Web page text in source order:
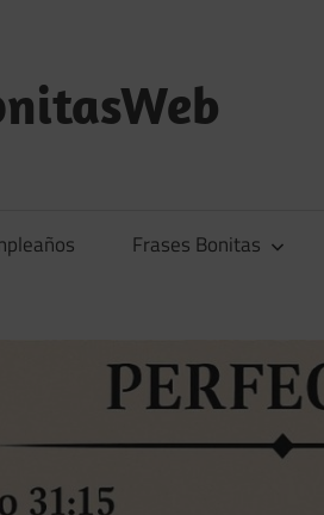
Frases Bonitas